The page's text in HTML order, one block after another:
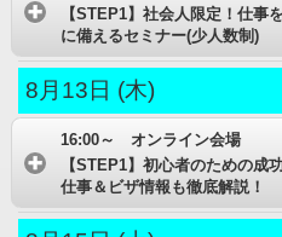
【STEP1】社会人限定！仕事
に備えるセミナー(少人数制)
8月13日 (木)
16:00～ オンライン会場
【STEP1】初心者のための成
仕事＆ビザ情報も徹底解説！